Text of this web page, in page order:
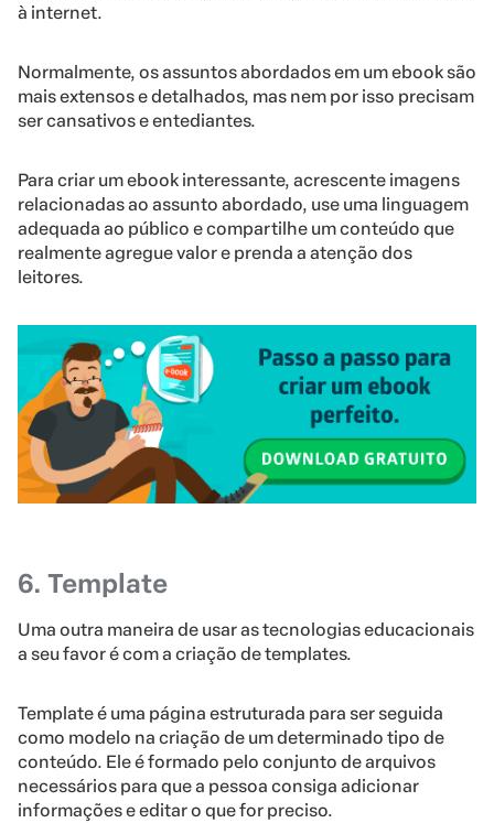
à internet.
Normalmente, os assuntos abordados em um ebook são
mais extensos e detalhados, mas nem por isso precisam
ser cansativos e entediantes.
Para criar um ebook interessante, acrescente imagens
relacionadas ao assunto abordado, use uma linguagem
adequada ao público e compartilhe um conteúdo que
realmente agregue valor e prenda a atenção dos
leitores.
6. Template
Uma outra maneira de usar as tecnologias educacionais
a seu favor é com a criação de templates.
Template é uma página estruturada para ser seguida
como modelo na criação de um determinado tipo de
conteúdo. Ele é formado pelo conjunto de arquivos
necessários para que a pessoa consiga adicionar
informações e editar o que for preciso.